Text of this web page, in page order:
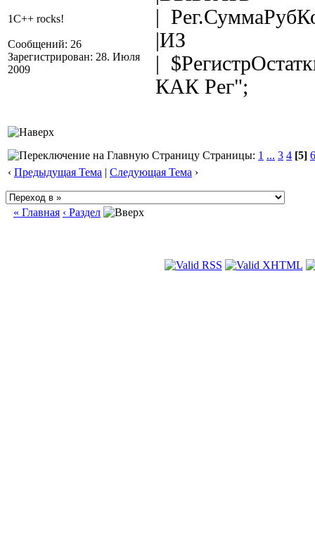
1C++ rocks!
Сообщений: 26
Зарегистрирован: 28. Июля
2009
|
|ИЗ
|
КАК Рег";
Страницы: 1 ... 3 4 [5] 6
‹ Предыдущая Тема | Следующая Тема ›
« Главная ‹ Раздел